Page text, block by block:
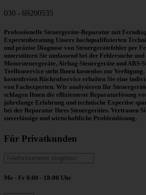
030 - 69200535
Professionelle Steuergeräte-Reparatur mit
Expertenberatung Unsere hochqualifizierten
und präzise Diagnose von Steuergerätefehler per
unterstützen Sie umfassend bei der Fehlersuche
Motorsteuergeräte, Airbag-Steuergeräte und ABS-
Teelfonservice steht Ihnen kostenlos zur
kostenfreien Rückrufservice erhalten Sie eine
von Fachexperten. Wir analysieren Ihr
schlagen Ihnen die effizienteste Reparaturlösung
jahrelange Erfahrung und technische Expertise
bei der Reparatur Ihres Steuergerätes. Vertrauen
zuverlässige und wirtschaftliche Problemlösung.
Für Privatkunden
Mo - Fr 8:00 - 18:00 Uhr